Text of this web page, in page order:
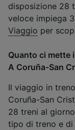
disposizione 28
veloce impiega
Viaggio per
Quanto ci mette
A Coruña-San
Il viaggio in
Coruña-San
28 treni al
tipo di treno e di